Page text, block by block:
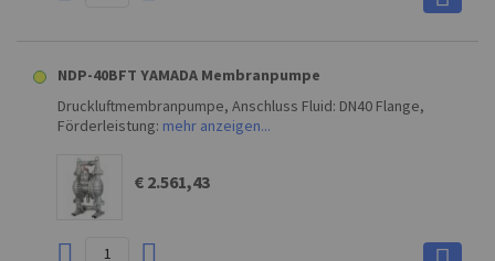
NDP-40BFT YAMADA Membranpumpe
Druckluftmembranpumpe, Anschluss Fluid: DN40 Flange,
Förderleistung: mehr anzeigen...
€ 2.561,43